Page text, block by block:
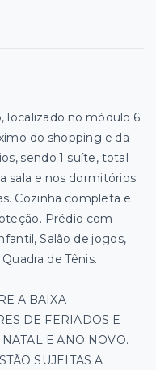
no módulo 6
do shopping e da
sendo 1 suíte, total
sala e nos dormitórios.
Cozinha completa e
Prédio com
Salão de jogos,
de Tênis.
A BAIXA
DE FERIADOS E
E ANO NOVO.
SUJEITAS A